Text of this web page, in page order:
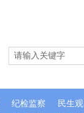
纪检监察 民生